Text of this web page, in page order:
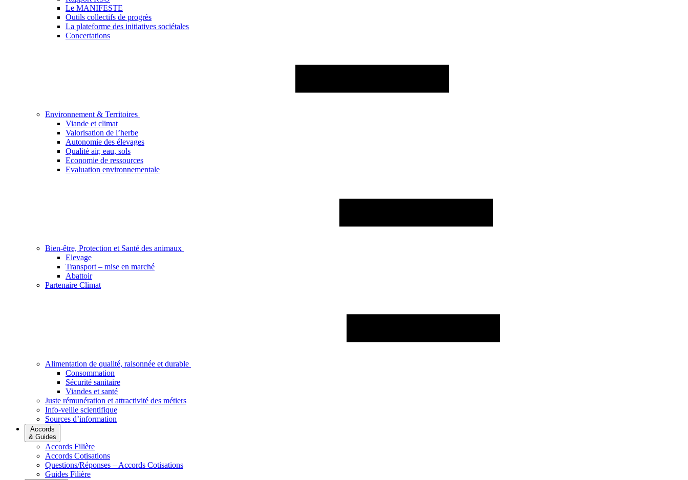
Le MANIFESTE
Outils collectifs de progrès
La plateforme des initiatives sociétales
Concertations
Environnement & Territoires
Viande et climat
Valorisation de l’herbe
Autonomie des élevages
Qualité air, eau, sols
Economie de ressources
Evaluation environnementale
Bien-être, Protection et Santé des animaux
Elevage
Transport – mise en marché
Abattoir
Partenaire Climat
Alimentation de qualité, raisonnée et durable
Consommation
Sécurité sanitaire
Viandes et santé
Juste rémunération et attractivité des métiers
Info-veille scientifique
Sources d’information
Accords
& Guides
Accords Filière
Accords Cotisations
Questions/Réponses – Accords Cotisations
Guides Filière